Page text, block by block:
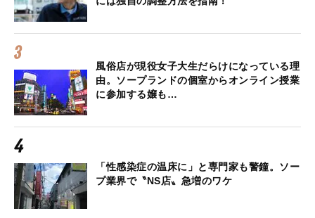
風俗店が現役女子大生だらけになっている理
由。ソープランドの個室からオンライン授業
に参加する嬢も…
「性感染症の温床に」と専門家も警鐘。ソー
プ業界で〝NS店〟急増のワケ